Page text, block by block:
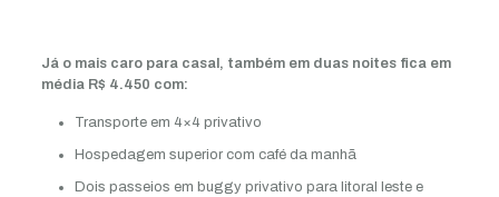
Já o mais caro para casal, também em duas noites fica em
média R$ 4.450 com:
Transporte em 4×4 privativo
Hospedagem superior com café da manhã
Dois passeios em buggy privativo para litoral leste e